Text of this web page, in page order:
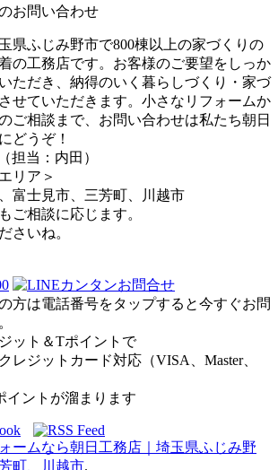
お問い合わせ
県ふじみ野市で800棟以上の家づくりの
の工務店です。お客様のご要望をしっか
ただき、納得のいく暮らしづくり・家づ
せていただきます。小さなリフォームか
ご相談まで、お問い合わせは私たち朝日
どうぞ！
（担当：内田）
リア＞
富士見市、三芳町、川越市
ご相談に応じます。
さいね。
方は電話番号をタップすると今すぐお問
ット＆Tポイントで
ームなら朝日工務店｜埼玉県ふじみ野
町、川越市.